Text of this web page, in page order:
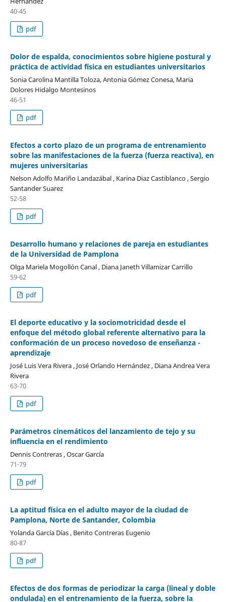
40-45
pdf
Dolor de espalda, conocimientos sobre higiene postural y
práctica de actividad física en estudiantes universitarios
Sonia Carolina Mantilla Toloza, Antonia Gómez Conesa, Maria
Dolores Hidalgo Montesinos
46-51
pdf
Efectos a corto plazo de un programa de entrenamiento
sobre las manifestaciones de la fuerza (fuerza reactiva), en
mujeres universitarias
Nelson Adolfo Mariño Landazábal , Karina Diaz Castiblanco , Sergio
Santander Suarez
52-58
pdf
Desarrollo humano y relaciones de pareja en estudiantes
de la Universidad de Pamplona
Olga Mariela Mogollón Canal , Diana Janeth Villamizar Carrillo
59-62
pdf
El deporte educativo y la sociomotricidad desde el
enfoque del método global referente alternativo para la
conformación de un proceso novedoso de enseñanza -
aprendizaje
José Luis Vera Rivera , José Orlando Hernández , Diana Andrea Vera
Rivera
63-70
pdf
Parámetros cinemáticos del lanzamiento de tejo y su
influencia en el rendimiento
Dennis Contreras , Oscar García
71-79
pdf
La aptitud física en el adulto mayor de la ciudad de
Pamplona, Norte de Santander, Colombia
Yolanda García Días , Benito Contreras Eugenio
80-87
pdf
Efectos de dos formas de periodizar la carga (lineal y doble
ondulada) en el entrenamiento de la fuerza, sobre la